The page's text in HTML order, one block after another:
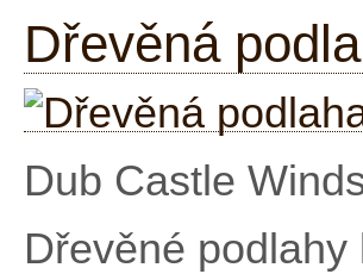
Dřevěná
Dub Castle
Dřevěné